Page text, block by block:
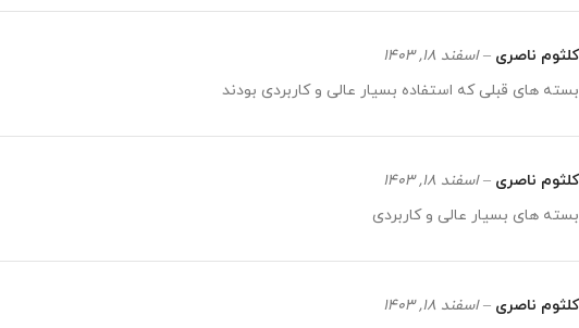
کلثوم ناصری – اسفند 18, 1403
بسته های قبلی که استفاده بسیار عالی و کاربردی بودند
کلثوم ناصری – اسفند 18, 1403
بسته های بسیار عالی و کاربردی
کلثوم ناصری – اسفند 18, 1403